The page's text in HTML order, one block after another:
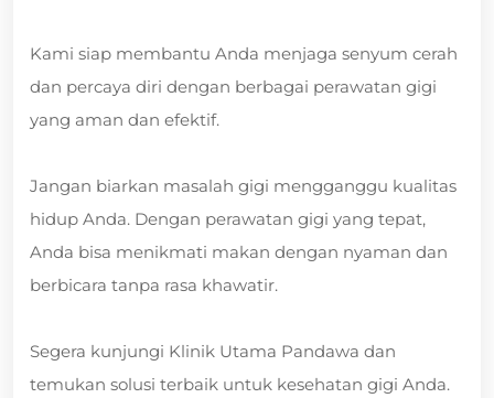
Kami siap membantu Anda menjaga senyum cerah
dan percaya diri dengan berbagai perawatan gigi
yang aman dan efektif.
Jangan biarkan masalah gigi mengganggu kualitas
hidup Anda. Dengan perawatan gigi yang tepat,
Anda bisa menikmati makan dengan nyaman dan
berbicara tanpa rasa khawatir.
Segera kunjungi Klinik Utama Pandawa dan
temukan solusi terbaik untuk kesehatan gigi Anda.